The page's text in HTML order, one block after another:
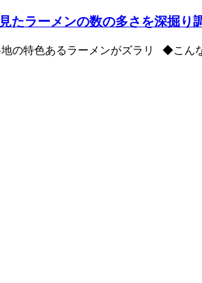
ラーメンの数の多さを深掘り
の特色あるラーメンがズラリ ◆こん